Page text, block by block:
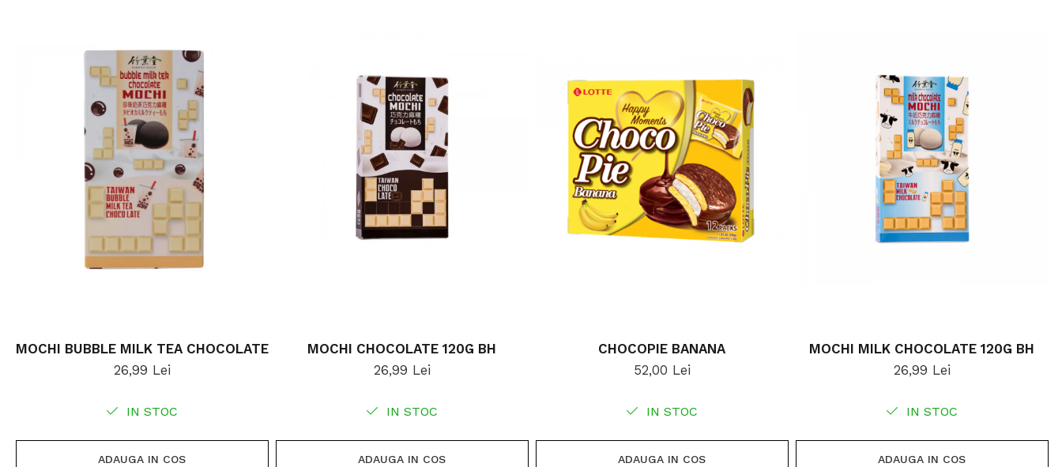
MOCHI BUBBLE MILK TEA CHOCOLATE
26,99 Lei
IN STOC
ADAUGA IN COS
MOCHI CHOCOLATE 120G BH
26,99 Lei
IN STOC
ADAUGA IN COS
CHOCOPIE BANANA
52,00 Lei
IN STOC
ADAUGA IN COS
MOCHI MILK CHOCOLATE 120G BH
26,99 Lei
IN STOC
ADAUGA IN COS